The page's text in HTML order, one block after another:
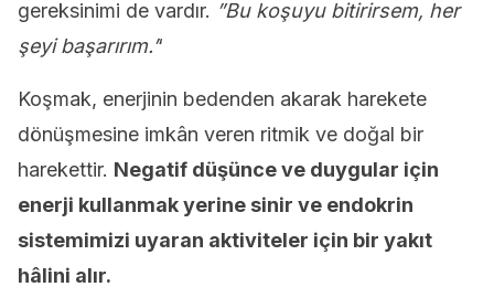
gereksinimi de vardır. ”Bu koşuyu bitirirsem, her
şeyi başarırım.’‘
Koşmak, enerjinin bedenden akarak harekete
dönüşmesine imkân veren ritmik ve doğal bir
harekettir. Negatif düşünce ve duygular için
enerji kullanmak yerine sinir ve endokrin
sistemimizi uyaran aktiviteler için bir yakıt
hâlini alır.